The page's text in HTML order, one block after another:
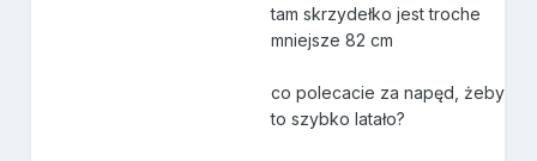
tam skrzydełko jest troche
mniejsze 82 cm
co polecacie za napęd, żeby
to szybko latało?